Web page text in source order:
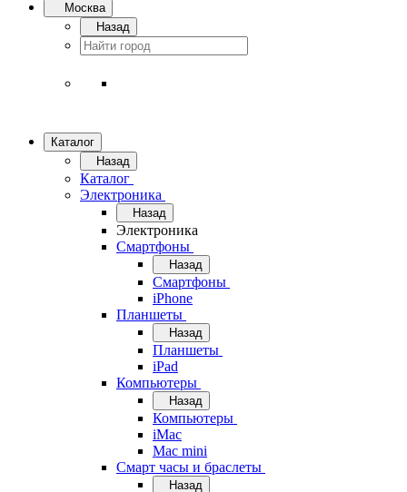
Москва
Назад
Каталог
Назад
Каталог
Электроника
Назад
Электроника
Смартфоны
Назад
Смартфоны
iPhone
Планшеты
Назад
Планшеты
iPad
Компьютеры
Назад
Компьютеры
iMac
Mac mini
Смарт часы и браслеты
Назад